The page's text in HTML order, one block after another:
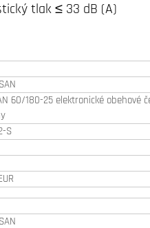
tlak ≤ 33 dB (A)
60/180-25 elektronické obehové
S